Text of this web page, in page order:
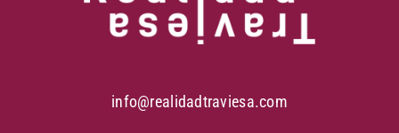
info@realidadtraviesa.com